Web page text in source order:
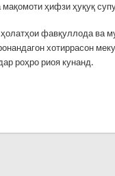
ҳифзи ҳуқуқ
ҳолатҳои фавқуллода ва
хотиррасон
роҳро риоя кунанд.